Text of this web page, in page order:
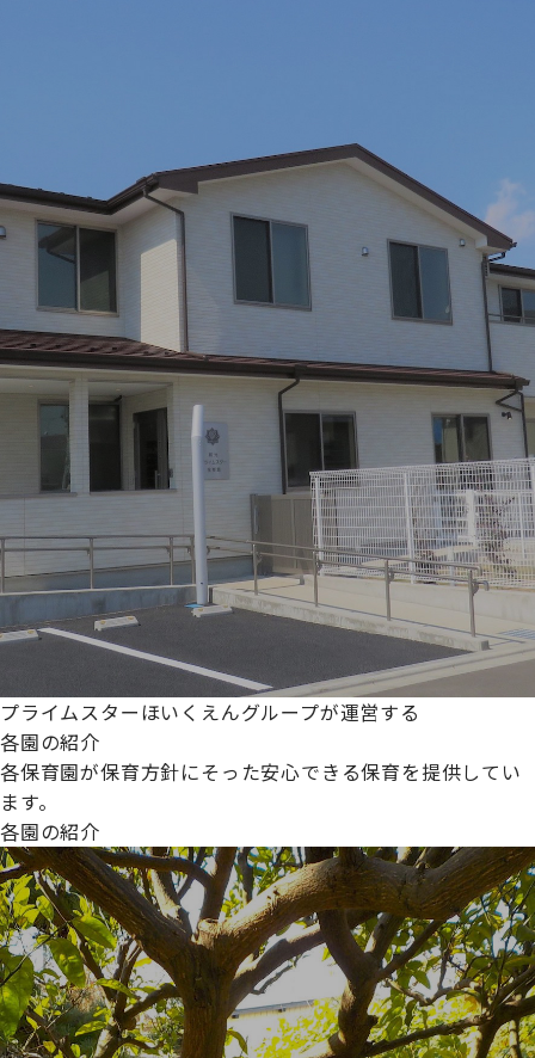
プライムスターほいくえんグループが運営する
各園の紹介
各保育園が保育方針にそった安心できる保育を提供してい
ます。
各園の紹介